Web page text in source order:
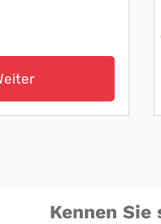
Kennen Sie